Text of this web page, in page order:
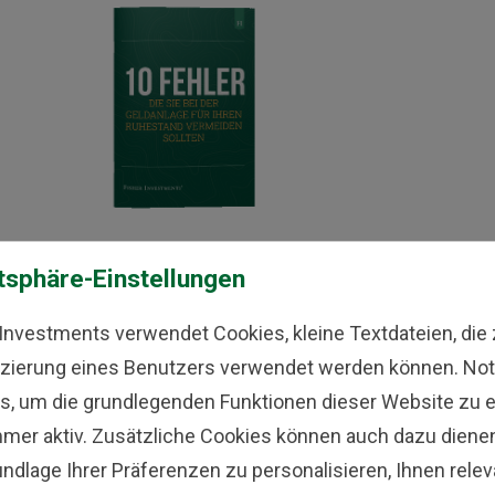
die Sie wahrscheinlich bereuen werden 99
–
pro Seite 12 24 48
Einstellungen
verwendet Cookies, kleine Textdateien, die
eines Benutzers verwendet werden können.
um die grundlegenden Funktionen dieser Website zu
aktiv. Zusätzliche Cookies können auch dazu
Ihrer Präferenzen zu personalisieren, Ihnen